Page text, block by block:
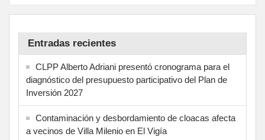
Entradas recientes
CLPP Alberto Adriani presentó cronograma para el
diagnóstico del presupuesto participativo del Plan de
Inversión 2027
Contaminación y desbordamiento de cloacas afecta
a vecinos de Villa Milenio en El Vigía